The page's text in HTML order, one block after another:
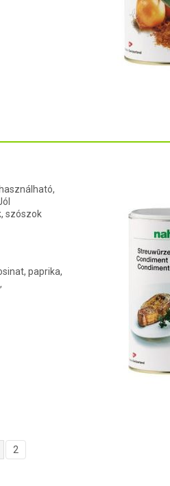
szószok
paprika,
2